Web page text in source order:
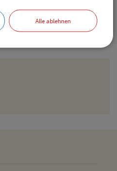
Drucken
Alle ablehnen